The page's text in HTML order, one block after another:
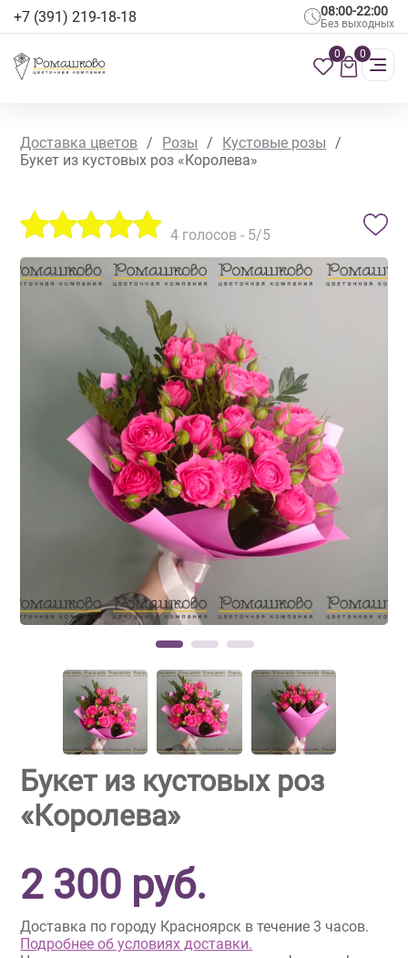
+7 (391) 219-18-18 08:00-22:00
Без выходных
0 0
Доставка цветов / Розы / Кустовые розы
/
Букет из кустовых роз «Королева»
4 голосов - 5/5
Букет из кустовых роз
«Королева»
2 300 руб.
Доставка по городу Красноярск в течение 3 часов.
Подробнее об условиях доставки.